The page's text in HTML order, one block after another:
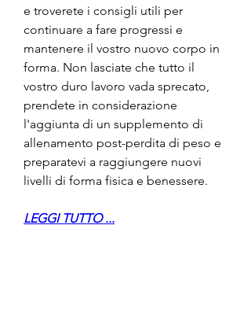
e troverete i consigli utili per
continuare a fare progressi e
mantenere il vostro nuovo corpo in
forma. Non lasciate che tutto il
vostro duro lavoro vada sprecato,
prendete in considerazione
l'aggiunta di un supplemento di
allenamento post-perdita di peso e
preparatevi a raggiungere nuovi
livelli di forma fisica e benessere.
LEGGI TUTTO ...